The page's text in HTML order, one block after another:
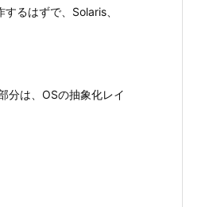
るはずで、Solaris、
分は、OSの抽象化レイ